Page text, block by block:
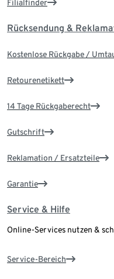
Filialfinder
Rücksendung &
Kostenlose Rückgabe /
Retourenetikett
14 Tage Rückgaberecht
Gutschrift
Reklamation / Ersatzteile
Garantie
Service & Hilfe
Online-Services nutzen &
Service-Bereich